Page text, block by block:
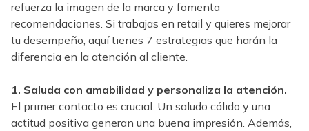
refuerza la imagen de la marca y fomenta
recomendaciones. Si trabajas en retail y quieres mejorar
tu desempeño, aquí tienes 7 estrategias que harán la
diferencia en la atención al cliente.
1. Saluda con amabilidad y personaliza la atención.
El primer contacto es crucial. Un saludo cálido y una
actitud positiva generan una buena impresión. Además,